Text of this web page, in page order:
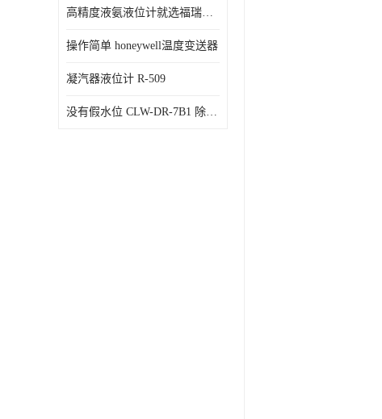
高精度液氨液位计就选福瑞德仪表
操作简单 honeywell温度变送器
凝汽器液位计 R-509
没有假水位 CLW-DR-7B1 除氧器水位测量